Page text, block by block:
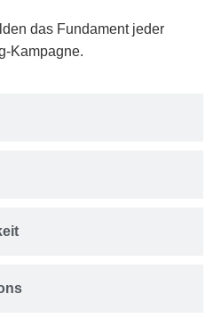
das Fundament jeder
Kampagne.